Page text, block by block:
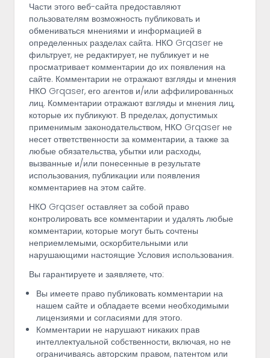
Части этого веб-сайта предоставляют
пользователям возможность публиковать и
обмениваться мнениями и информацией в
определенных разделах сайта. НКО Grqaser не
фильтрует, не редактирует, не публикует и не
просматривает комментарии до их появления на
сайте. Комментарии не отражают взгляды и мнения
НКО Grqaser, его агентов и/или аффилированных
лиц. Комментарии отражают взгляды и мнения лиц,
которые их публикуют. В пределах, допустимых
применимым законодательством, НКО Grqaser не
несет ответственности за комментарии, а также за
любые обязательства, убытки или расходы,
вызванные и/или понесенные в результате
использования, публикации или появления
комментариев на этом сайте.
НКО Grqaser оставляет за собой право
контролировать все комментарии и удалять любые
комментарии, которые могут быть сочтены
неприемлемыми, оскорбительными или
нарушающими настоящие Условия использования.
Вы гарантируете и заявляете, что:
Вы имеете право публиковать комментарии на
нашем сайте и обладаете всеми необходимыми
лицензиями и согласиями для этого.
Комментарии не нарушают никаких прав
интеллектуальной собственности, включая, но не
ограничиваясь авторским правом, патентом или